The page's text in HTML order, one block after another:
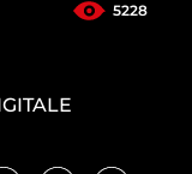
5228